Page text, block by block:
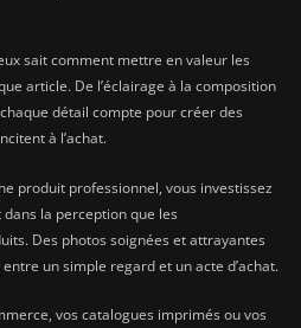
sait comment mettre en valeur les
article. De l’éclairage à la composition
détail compte pour créer des
à l’achat.
produit professionnel, vous investissez
la perception que les
Des photos soignées et attrayantes
un simple regard et un acte d’achat.
vos catalogues imprimés ou vos